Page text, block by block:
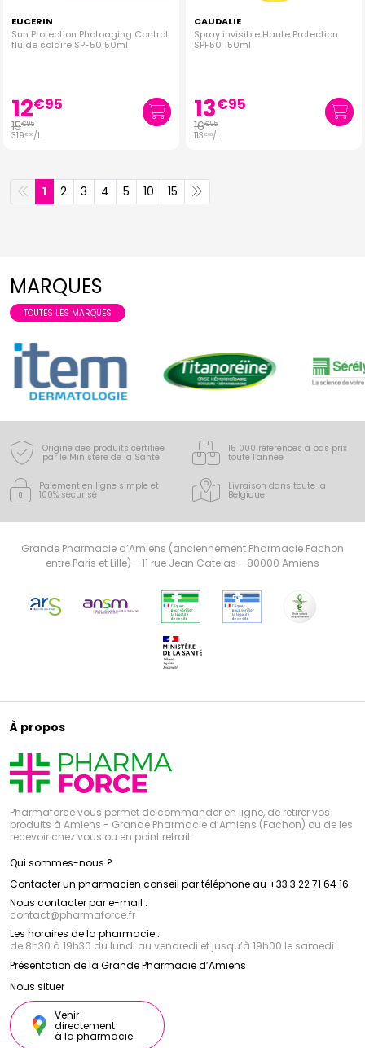
EUCERIN
Sun Protection Photoaging Control
fluide solaire SPF50 50ml
12€95
15€95
319€00/l.
CAUDALIE
Spray invisible Haute Protection
SPF50 150ml
13€95
16€95
113€00/l.
1 2 3 4 5 10 15
MARQUES
TOUTES LES MARQUES
Origine des produits certifiée
par le Ministère de la Santé
15 000 références à bas prix
toute l’année
Paiement en ligne simple et
100% sécurisé
Livraison dans toute la
Belgique
Grande Pharmacie d’Amiens (anciennement Pharmacie Fachon
entre Paris et Lille) - 11 rue Jean Catelas - 80000 Amiens
À propos
Pharmaforce vous permet de commander en ligne, de retirer vos
produits à Amiens - Grande Pharmacie d’Amiens (Fachon) ou de les
recevoir chez vous ou en point retrait
Qui sommes-nous ?
Contacter un pharmacien conseil par téléphone au +33 3 22 71 64 16
Nous contacter par e-mail :
contact@pharmaforce.fr
Les horaires de la pharmacie :
de 8h30 à 19h30 du lundi au vendredi et jusqu’à 19h00 le samedi
Présentation de la Grande Pharmacie d’Amiens
Nous situer
Venir
directement
à la pharmacie